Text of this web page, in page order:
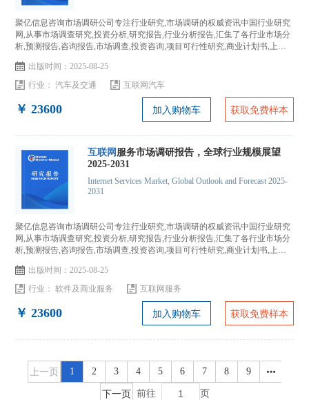
聚亿信息咨询市场调研公司专注行业研究,市场调研的权威资讯中国行业研究
网,从事市场调查研究,投资分析,研究报告,行业分析报告,汇集了各行业市场分
析,预测报告,咨询报告,市场调查,投资咨询,项目可行性研究,商业计划书,上市
出版时间：2025-08-25
行业：汽车及交通 互联网汽车
￥ 23600 加入购物车 获取免费样本
互联网 服务市场调研报告，全球行业规模展望
2025-2031
Internet Services Market, Global Outlook and Forecast 2025-
2031
聚亿信息咨询市场调研公司专注行业研究,市场调研的权威资讯中国行业研究
网,从事市场调查研究,投资分析,研究报告,行业分析报告,汇集了各行业市场分
析,预测报告,咨询报告,市场调查,投资咨询,项目可行性研究,商业计划书,上市
出版时间：2025-08-25
行业：软件及商业服务 互联网服务
￥ 23600 加入购物车 获取免费样本
上一页 1 2 3 4 5 6 7 8 9
下一页 前往 页